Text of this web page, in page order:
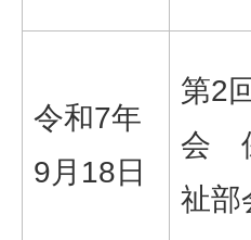
令和7年
9月18日
第2
会
祉部